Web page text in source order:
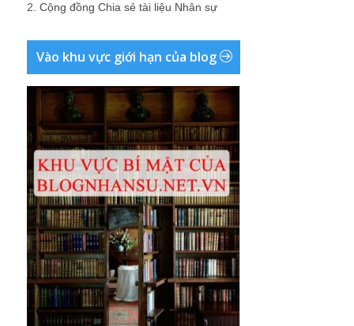
2. Cộng đồng Chia sẻ tài liệu Nhân sự
Vào khu vực giới hạn của blog